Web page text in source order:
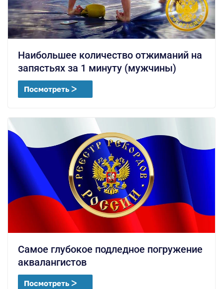
Наибольшее количество отжиманий на
запястьях за 1 минуту (мужчины)
Посмотреть ᐳ
Самое глубокое подледное погружение
аквалангистов
Посмотреть ᐳ